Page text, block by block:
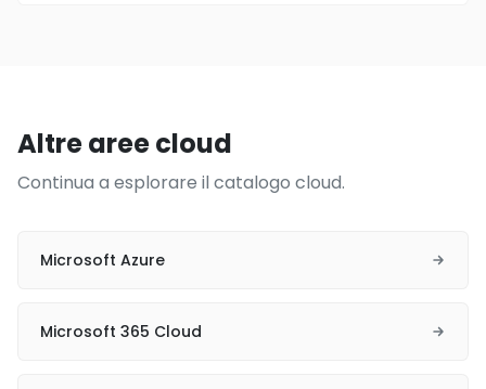
Altre aree cloud
Continua a esplorare il catalogo cloud.
Microsoft Azure
Microsoft 365 Cloud